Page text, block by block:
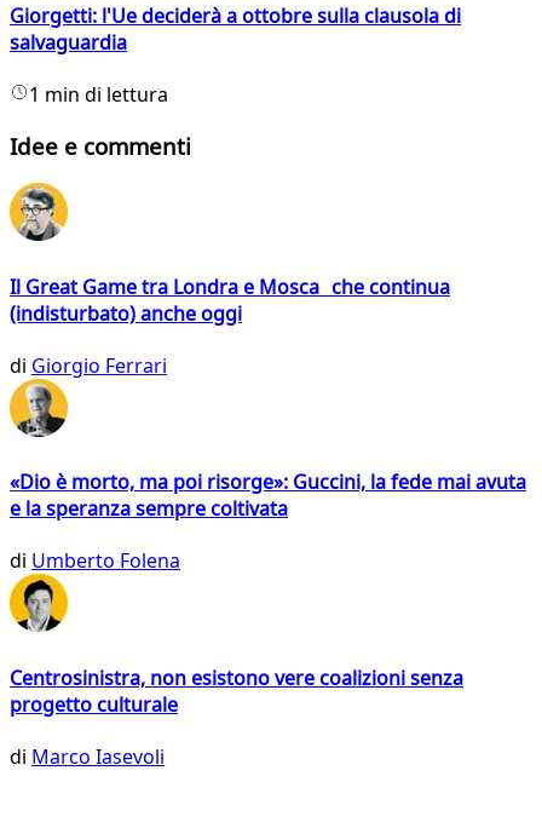
Giorgetti: l'Ue deciderà a ottobre sulla clausola di
salvaguardia
1 min di lettura
Idee e commenti
Il Great Game tra Londra e Mosca che continua
(indisturbato) anche oggi
di Giorgio Ferrari
«Dio è morto, ma poi risorge»: Guccini, la fede mai avuta
e la speranza sempre coltivata
di Umberto Folena
Centrosinistra, non esistono vere coalizioni senza
progetto culturale
di Marco Iasevoli